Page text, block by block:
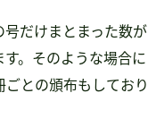
だけまとまった数が
。そのような場合に
との頒布もしており